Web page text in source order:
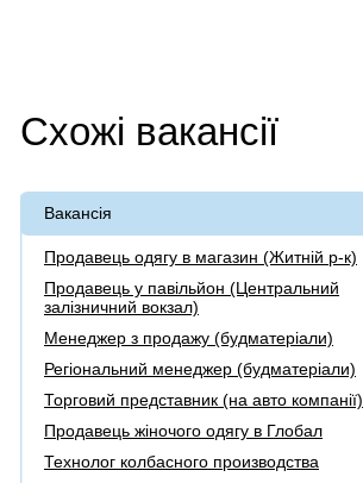
Схожі вакансії
Вакансія
Продавець одягу в магазин (Житній р-к)
Продавець у павільйон (Центральний
залізничний вокзал)
Менеджер з продажу (будматеріали)
Регіональний менеджер (будматеріали)
Торговий представник (на авто компанії)
Продавець жіночого одягу в Глобал
Технолог колбасного производства